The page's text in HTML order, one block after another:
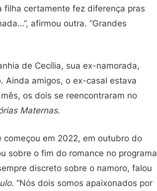
filha certamente fez diferença pras
afirmou outra. “Grandes
de Cecília, sua ex-namorada,
Ainda amigos, o ex-casal estava
os dois se reencontraram no
Maternas.
começou em 2022, em outubro do
sobre o fim do romance no programa
discreto sobre o namoro, falou
. “Nós dois somos apaixonados por